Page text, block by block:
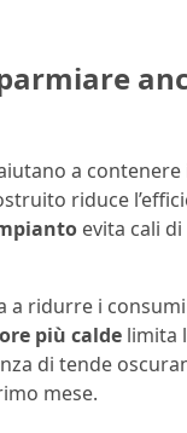
a contenere
riduce
evita cali
a ridurre i
più calde limita
di tende
mese.